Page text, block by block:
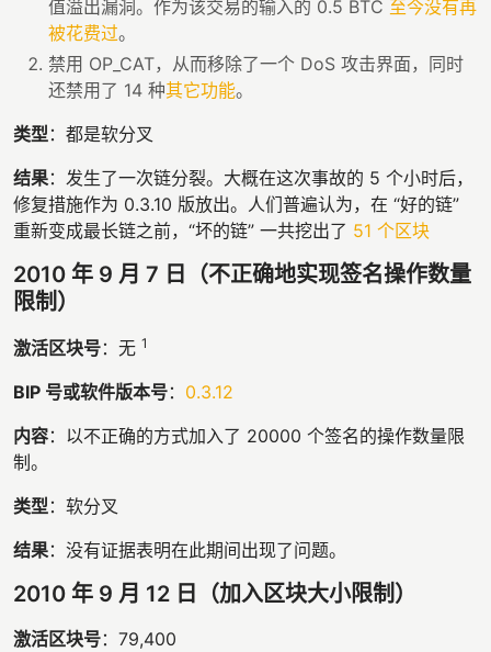
值溢出漏洞。作为该交易的输入的 0.5 BTC 至今没有再
被花费过。
禁用 OP_CAT，从而移除了一个 DoS 攻击界面，同时
还禁用了 14 种其它功能。
类型 ：都是软分叉
结果：发生了一次链分裂。大概在这次事故的 5 个小时后，
修复措施作为 0.3.10 版放出。人们普遍认为，在 “好的链”
重新变成最长链之前，“坏的链” 一共挖出了 51 个区块
2010 年 9 月 7 日（不正确地实现签名操作数量
限制）
激活区块号：无 1
BIP 号或软件版本号： 0.3.12
内容：以不正确的方式加入了 20000 个签名的操作数量限
制。
类型：软分叉
结果：没有证据表明在此期间出现了问题。
2010 年 9 月 12 日（加入区块大小限制）
激活区块号：79,400